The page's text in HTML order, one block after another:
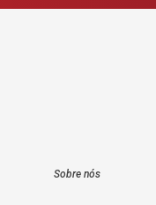
Sobre nós